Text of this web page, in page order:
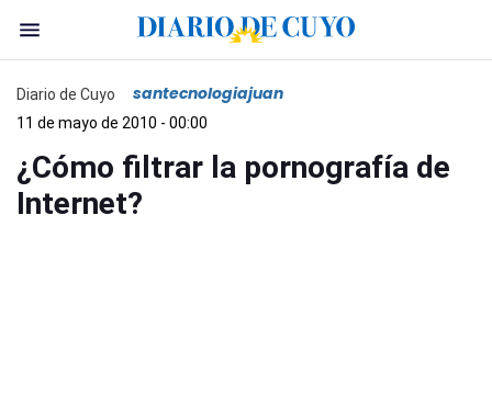
Diario de Cuyo santecnologiajuan
11 de mayo de 2010 - 00:00
¿Cómo filtrar la pornografía de
Internet?